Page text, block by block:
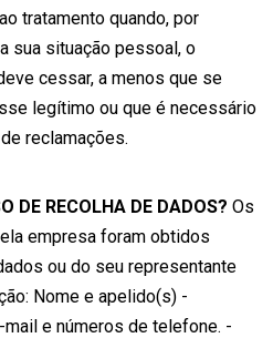
tratamento quando, por
sua situação pessoal, o
cessar, a menos que se
legítimo ou que é necessário
reclamações.
DE RECOLHA DE DADOS? Os
empresa foram obtidos
ou do seu representante
Nome e apelido(s) -
e números de telefone. -